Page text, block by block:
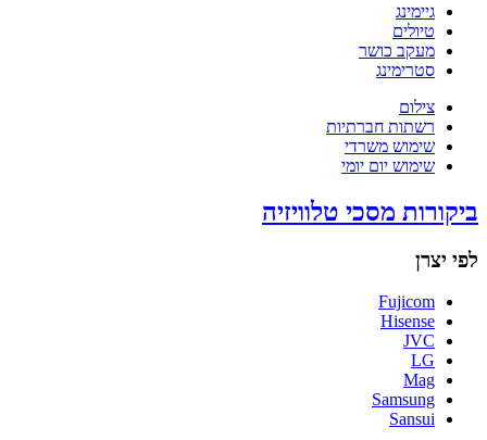
גיימינג
טיולים
מעקב כושר
סטרימינג
צילום
רשתות חברתיות
שימוש משרדי
שימוש יום יומי
ביקורות מסכי טלוויזיה
לפי יצרן
Fujicom
Hisense
JVC
LG
Mag
Samsung
Sansui